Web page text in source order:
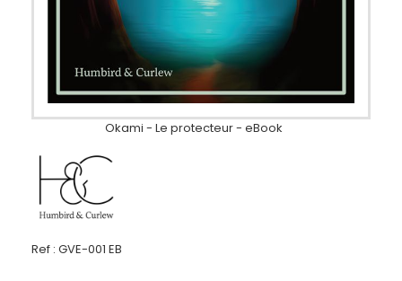
Okami - Le protecteur - eBook
Ref : GVE-001 EB